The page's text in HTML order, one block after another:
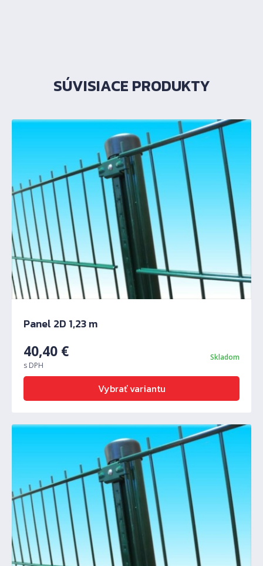
SÚVISIACE PRODUKTY
Panel 2D 1,23 m
40,40 €
s DPH
Skladom
Vybrať variantu